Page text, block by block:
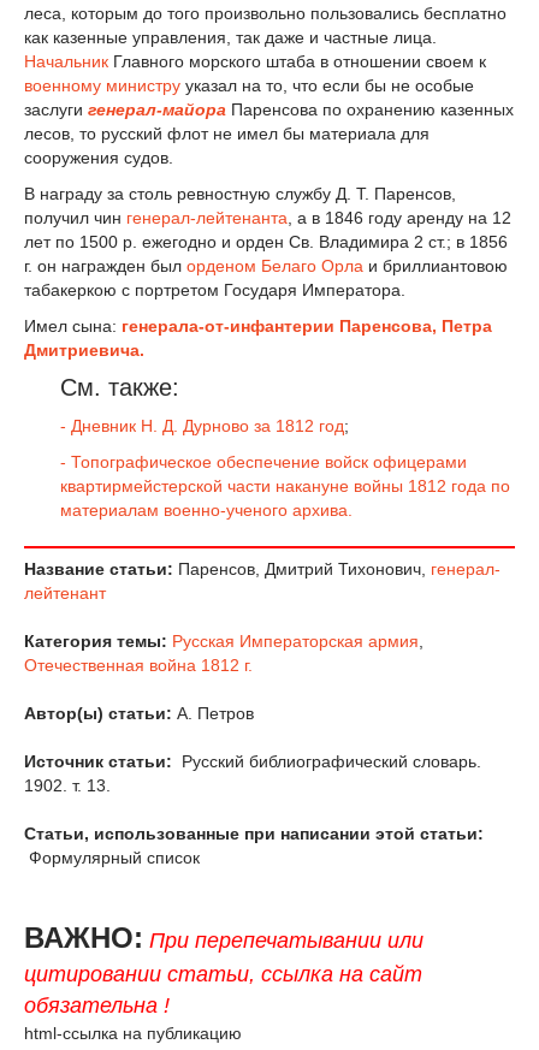
леса, которым до того произвольно пользовались бесплатно
как казенные управления, так даже и частные лица.
Начальник Главного морского штаба в отношении своем к
военному министру указал на то, что если бы не особые
заслуги генерал-майора Паренсова по охранению казенных
лесов, то русский флот не имел бы материала для
сооружения судов.
В награду за столь ревностную службу Д. Т. Паренсов,
получил чин генерал-лейтенанта , а в 1846 году аренду на 12
лет по 1500 р. ежегодно и орден Св. Владимира 2 ст.; в 1856
г. он награжден был орденом Белаго Орла и бриллиантовою
табакеркою с портретом Государя Императора.
Имел сына: генерала-от-инфантерии Паренсова, Петра
Дмитриевича.
См. также:
- Дневник Н. Д. Дурново за 1812 год;
- Топографическое обеспечение войск офицерами
квартирмейстерской части накануне войны 1812 года по
материалам военно-ученого архива.
Название статьи: Паренсов, Дмитрий Тихонович, генерал-
лейтенант
Категория темы: Русская Императорская армия
Отечественная война 1812 г.
Автор(ы) статьи: А. Петров
Источник статьи:
Русский библиографический словарь.
1902. т. 13.
Статьи, использованные при написании этой статьи:
Формулярный список
ВАЖНО: При перепечатывании или
цитировании статьи, ссылка на сайт
обязательна !
html-ссылка на публикацию